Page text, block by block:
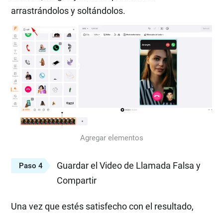
arrastrándolos y soltándolos.
Agregar elementos
Paso 4
Guardar el Video de Llamada Falsa y
Compartir
Una vez que estés satisfecho con el resultado,